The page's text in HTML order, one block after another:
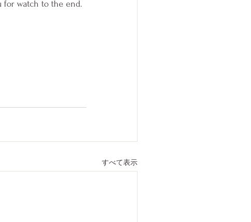
for watch to the end.
すべて表示